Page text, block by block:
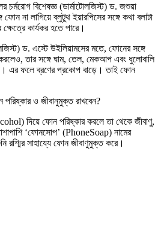
চর্মরোগ বিশেষজ্ঞ (ডার্মাটোলজিস্ট) ড. জশুয়া
না লাগিয়ে ব্লুটুথ ইয়ারপিসের সঙ্গে কথা বলাটা
কার্যকর হতে পারে।
ড. এস্টে উইলিয়ামসের মতে, ফোনের সঙ্গে
তার সঙ্গে ঘাম, তেল, মেকআপ এবং ধুলোবালি
এর ফলে ব্রণের প্রকোপ বাড়ে। তাই ফোন
পরিষ্কার ও জীবানুমুক্ত রাখবেন?
দিয়ে ফোন পরিষ্কার করলে তা থেকে জীবাণু,
‘ফোনসোপ’ (PhoneSoap) নামের
রশ্মির সাহায্যে ফোন জীবাণুমুক্ত করে।